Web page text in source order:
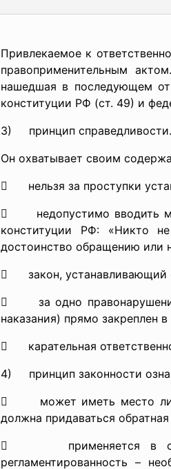
Привлекаемое к
правоприменительным
нашедшая в последующем
конституции РФ (ст. 49) и
3) принцип справедливости.
Он охватывает своим
 нельзя за проступки
 недопустимо вводить
конституции РФ: «Никто
достоинство обращению или
 закон, устанавливающий
 за одно правонарушение
наказания) прямо закреплен
 карательная
4) принцип законности
 может иметь место лишь
должна придаваться
 применяется в
регламентированность –